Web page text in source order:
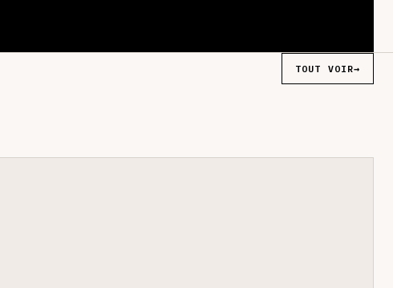
TOUT VOIR→